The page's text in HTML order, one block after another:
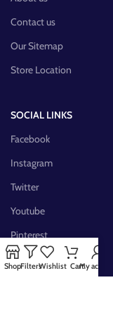
Contact us
Our Sitemap
Store Location
SOCIAL LINKS
Facebook
Instagram
Twitter
Youtube
Pinterest
FB Group
ShopFiltersWishlist CartMy account